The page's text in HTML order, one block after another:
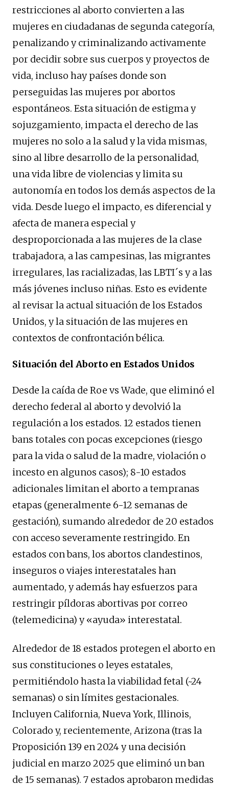
restricciones al aborto convierten a las
mujeres en ciudadanas de segunda categoría,
penalizando y criminalizando activamente
por decidir sobre sus cuerpos y proyectos de
vida, incluso hay países donde son
perseguidas las mujeres por abortos
espontáneos. Esta situación de estigma y
sojuzgamiento, impacta el derecho de las
mujeres no solo a la salud y la vida mismas,
sino al libre desarrollo de la personalidad,
una vida libre de violencias y limita su
autonomía en todos los demás aspectos de la
vida. Desde luego el impacto, es diferencial y
afecta de manera especial y
desproporcionada a las mujeres de la clase
trabajadora, a las campesinas, las migrantes
irregulares, las racializadas, las LBTI´s y a las
más jóvenes incluso niñas. Esto es evidente
al revisar la actual situación de los Estados
Unidos, y la situación de las mujeres en
contextos de confrontación bélica.
Situación del Aborto en Estados Unidos
Desde la caída de Roe vs Wade, que eliminó el
derecho federal al aborto y devolvió la
regulación a los estados. 12 estados tienen
bans totales con pocas excepciones (riesgo
para la vida o salud de la madre, violación o
incesto en algunos casos); 8-10 estados
adicionales limitan el aborto a tempranas
etapas (generalmente 6-12 semanas de
gestación), sumando alrededor de 20 estados
con acceso severamente restringido. En
estados con bans, los abortos clandestinos,
inseguros o viajes interestatales han
aumentado, y además hay esfuerzos para
restringir píldoras abortivas por correo
(telemedicina) y «ayuda» interestatal.
Alrededor de 18 estados protegen el aborto en
sus constituciones o leyes estatales,
permitiéndolo hasta la viabilidad fetal (~24
semanas) o sin límites gestacionales.
Incluyen California, Nueva York, Illinois,
Colorado y, recientemente, Arizona (tras la
Proposición 139 en 2024 y una decisión
judicial en marzo 2025 que eliminó un ban
de 15 semanas). 7 estados aprobaron medidas